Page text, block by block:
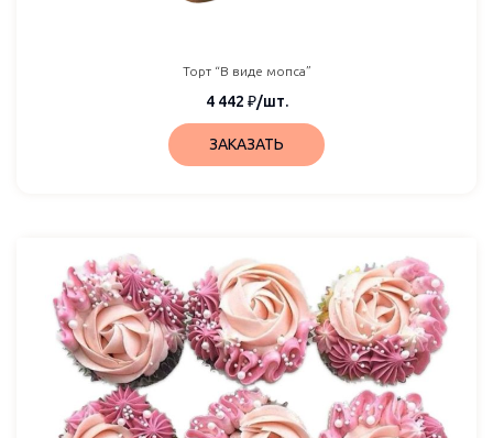
Торт “В виде мопса”
4 442 ₽/шт.
ЗАКАЗАТЬ